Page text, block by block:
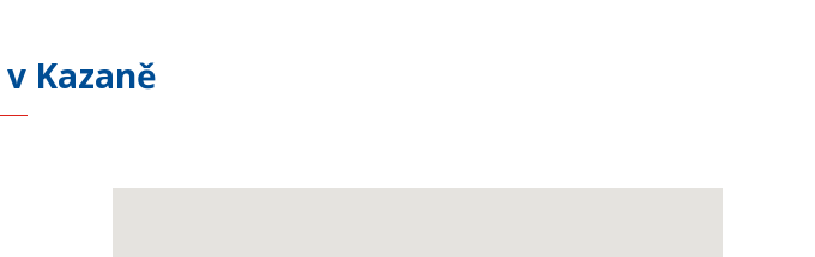
v Kazaně